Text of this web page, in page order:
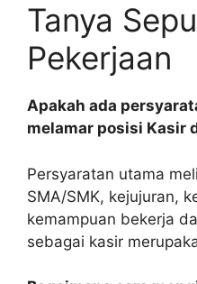
Tanya
Pekerjaan
Apakah ada
melamar posisi Kasir
Persyaratan utama
SMA/SMK, kejujuran,
kemampuan bekerja
sebagai kasir